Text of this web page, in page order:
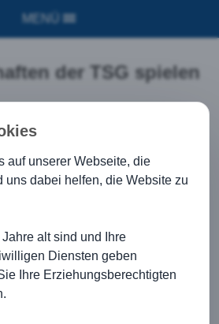
MENÜ
der TSG spielen
auf unserer Webseite, die
uns dabei helfen, die Website zu
alt sind und Ihre
Diensten geben
Ihre Erziehungsberechtigten